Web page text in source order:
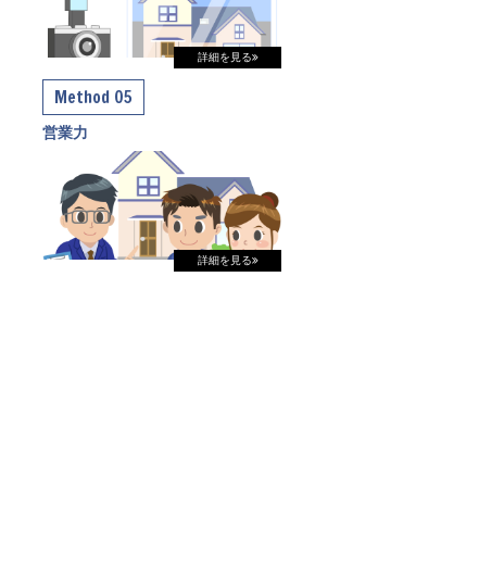
詳細を見る
Method 05
営業力
詳細を見る